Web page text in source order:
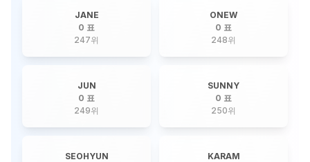
JANE
0 표
247위
ONEW
0 표
248위
JUN
0 표
249위
SUNNY
0 표
250위
SEOHYUN
KARAM